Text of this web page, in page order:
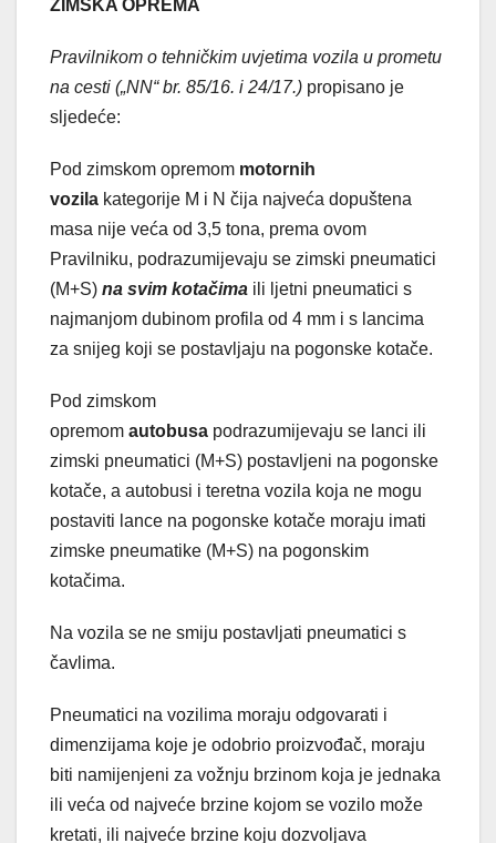
ZIMSKA OPREMA
Pravilnikom o tehničkim uvjetima vozila u prometu
na cesti („NN“ br. 85/16. i 24/17.) propisano je
sljedeće:
Pod zimskom opremom motornih
vozila kategorije M i N čija najveća dopuštena
masa nije veća od 3,5 tona, prema ovom
Pravilniku, podrazumijevaju se zimski pneumatici
(M+S) na svim kotačima ili ljetni pneumatici s
najmanjom dubinom profila od 4 mm i s lancima
za snijeg koji se postavljaju na pogonske kotače.
Pod zimskom
opremom autobusa podrazumijevaju se lanci ili
zimski pneumatici (M+S) postavljeni na pogonske
kotače, a autobusi i teretna vozila koja ne mogu
postaviti lance na pogonske kotače moraju imati
zimske pneumatike (M+S) na pogonskim
kotačima.
Na vozila se ne smiju postavljati pneumatici s
čavlima.
Pneumatici na vozilima moraju odgovarati i
dimenzijama koje je odobrio proizvođač, moraju
biti namijenjeni za vožnju brzinom koja je jednaka
ili veća od najveće brzine kojom se vozilo može
kretati, ili najveće brzine koju dozvoljava